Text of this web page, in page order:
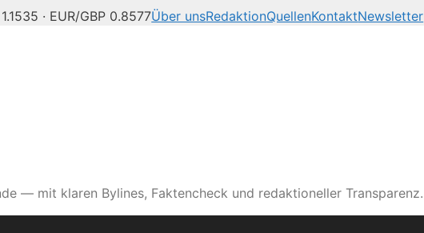
· EUR/GBP 0.8577Über unsRedaktionQuellenKontaktNewsletter
— mit klaren Bylines, Faktencheck und redaktioneller Transparenz.